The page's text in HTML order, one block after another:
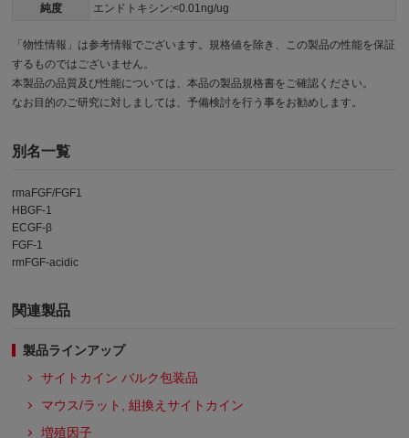
純度
エンドトキシン:<0.01ng/ug
「物性情報」は参考情報でございます。規格値を除き、この製品の性能を保証
するものではございません。
本製品の品質及び性能については、本品の製品規格書をご確認ください。
なお目的のご研究に対しましては、予備検討を行う事をお勧めします。
別名一覧
rmaFGF/FGF1
HBGF-1
ECGF-β
FGF-1
rmFGF-acidic
関連製品
製品ラインアップ
サイトカイン バルク包装品
マウス/ラット, 組換えサイトカイン
増殖因子